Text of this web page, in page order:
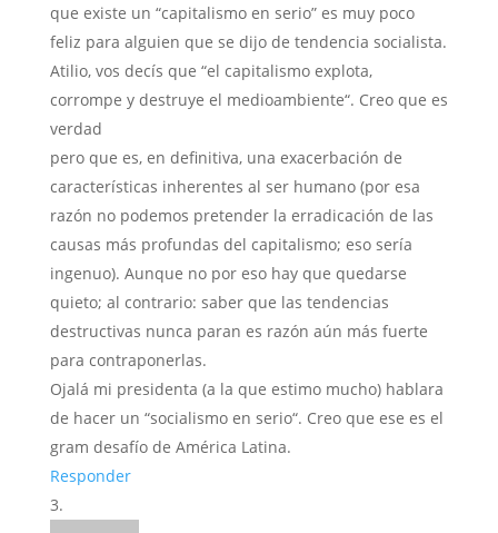
que existe un “capitalismo en serio” es muy poco
feliz para alguien que se dijo de tendencia socialista.
Atilio, vos decís que “el capitalismo explota,
corrompe y destruye el medioambiente“. Creo que es
verdad
pero que es, en definitiva, una exacerbación de
características inherentes al ser humano (por esa
razón no podemos pretender la erradicación de las
causas más profundas del capitalismo; eso sería
ingenuo). Aunque no por eso hay que quedarse
quieto; al contrario: saber que las tendencias
destructivas nunca paran es razón aún más fuerte
para contraponerlas.
Ojalá mi presidenta (a la que estimo mucho) hablara
de hacer un “socialismo en serio“. Creo que ese es el
gram desafío de América Latina.
Responder